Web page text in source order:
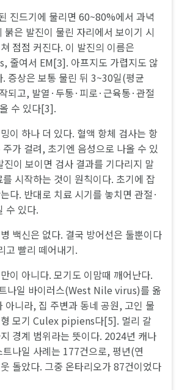
진드기에 물리면 60~80%에서 과녁
은 발진이 물린 자리에서 보이기 시
점점 커진다. 이 발진의 이름은
줄여서 EM[3]. 아프지도 가렵지도 않
증상은 보통 물린 뒤 3~30일(평균
되고, 발열·두통·피로·근육통·관절
수 있다[3].
이 하나 더 있다. 혈액 항체 검사는 항
가 걸려, 초기엔 음성으로 나올 수 있
이 보이면 검사 결과를 기다리지 말
시작하는 것이 원칙이다. 초기에 잡
다. 반대로 치료 시기를 놓치면 관절·
수 있다.
백신은 없다. 결국 방어선은 둘뿐이다
빨리 떼어내기.
이 아니다. 모기도 이맘때 깨어난다.
나일 바이러스(West Nile virus)를 옮
아니라, 집 주변과 동네 공원, 고인 물
모기 Culex pipiens다[5]. 멀리 갈
경계 범위라는 뜻이다. 2024년 캐나
나일 사례는 177건으로, 평년(연
돌았다. 그중 온타리오가 87건이었다